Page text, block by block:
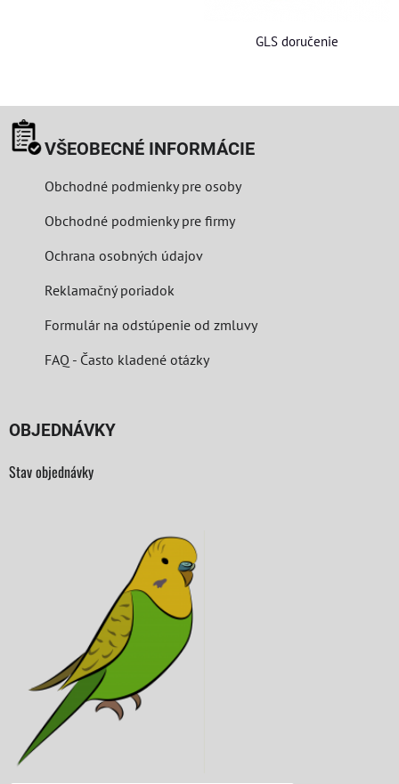
GLS doručenie
VŠEOBECNÉ INFORMÁCIE
Obchodné podmienky pre osoby
Obchodné podmienky pre firmy
Ochrana osobných údajov
Reklamačný poriadok
Formulár na odstúpenie od zmluvy
FAQ - Často kladené otázky
OBJEDNÁVKY
Stav objednávky